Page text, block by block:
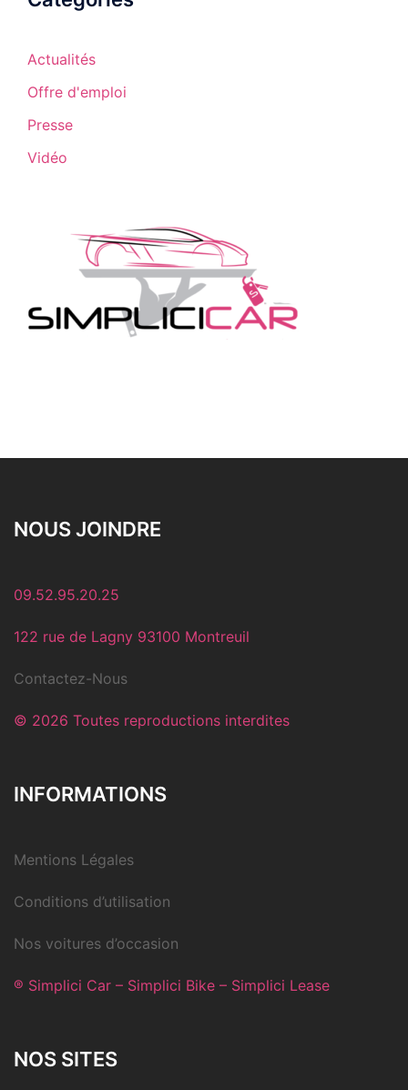
Actualités
Offre d'emploi
Presse
Vidéo
NOUS JOINDRE
09.52.95.20.25
122 rue de Lagny 93100 Montreuil
Contactez-Nous
© 2026 Toutes reproductions interdites
INFORMATIONS
Mentions Légales
Conditions d’utilisation
Nos voitures d’occasion
® Simplici Car – Simplici Bike – Simplici Lease
NOS SITES